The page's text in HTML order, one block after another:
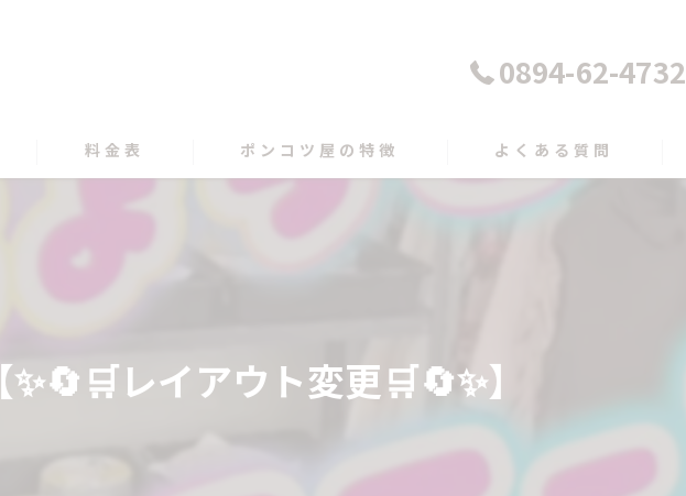
0894-62-4732
料金表 ポンコツ屋の特徴
愛媛の不用品回収
よくある質問
【✨️🔄🛒レイアウト変更🛒🔄✨️】